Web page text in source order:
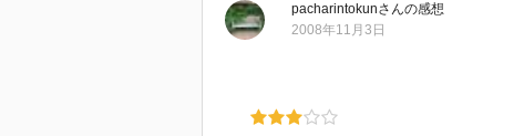
pacharintokunさんの感想
2008年11月3日